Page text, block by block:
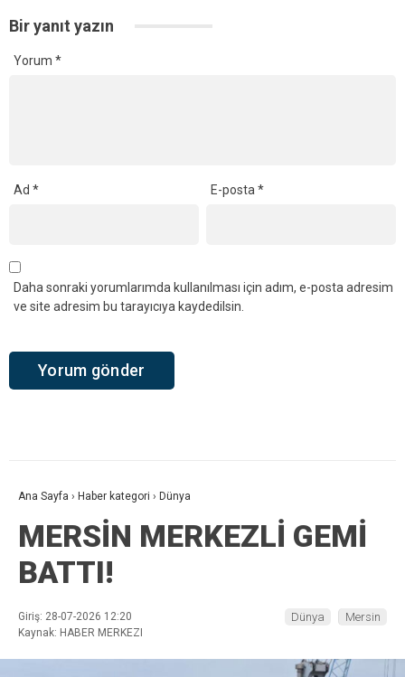
Bir yanıt yazın
Yorum *
Ad * E-posta*
Daha sonraki yorumlarımda kullanılması için adım, e-posta adresim
ve site adresim bu tarayıcıya kaydedilsin.
Ana Sayfa › Haber kategori › Dünya
MERSİN MERKEZLİ GEMİ
BATTI!
Giriş: 28-07-2026 12:20
Kaynak: HABER MERKEZI
Dünya Mersin